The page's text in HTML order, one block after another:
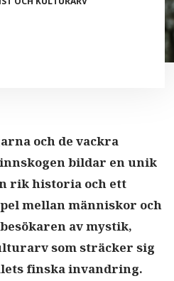
och de vackra
bildar en unik
rik historia och ett
mellan människor och
av mystik,
som sträcker sig
finska invandring.